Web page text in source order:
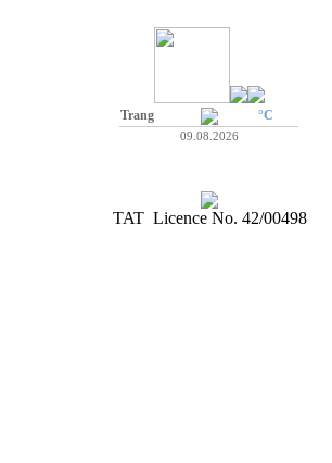
Trang °C
09.08.2026
TAT Licence No. 42/00498